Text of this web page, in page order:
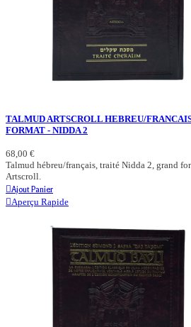
TALMUD ARTSCROLL HEBREU/
FORMAT - NIDDA 2
68,00 €
Talmud hébreu/français, traité Nidda 2, grand
Artscroll.
Ajout Panier
Aperçu Rapide